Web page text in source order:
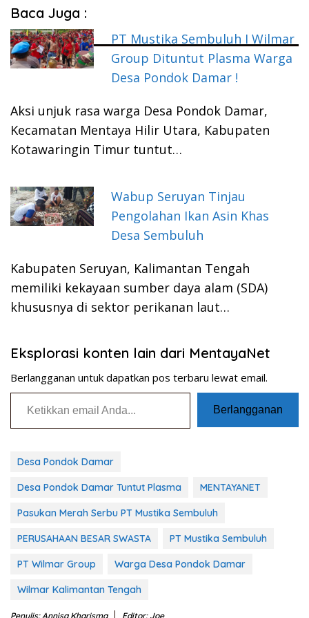
Baca Juga :
PT Mustika Sembuluh I Wilmar
Group Dituntut Plasma Warga
Desa Pondok Damar !
Aksi unjuk rasa warga Desa Pondok Damar,
Kecamatan Mentaya Hilir Utara, Kabupaten
Kotawaringin Timur tuntut…
Wabup Seruyan Tinjau
Pengolahan Ikan Asin Khas
Desa Sembuluh
Kabupaten Seruyan, Kalimantan Tengah
memiliki kekayaan sumber daya alam (SDA)
khususnya di sektor perikanan laut…
Eksplorasi konten lain dari MentayaNet
Berlangganan untuk dapatkan pos terbaru lewat email.
Ketikkan email Anda...
Berlangganan
Desa Pondok Damar
Desa Pondok Damar Tuntut Plasma MENTAYANET
Pasukan Merah Serbu PT Mustika Sembuluh
PERUSAHAAN BESAR SWASTA PT Mustika Sembuluh
PT Wilmar Group Warga Desa Pondok Damar
Wilmar Kalimantan Tengah
Penulis: Annisa Kharisma Editor: Joe